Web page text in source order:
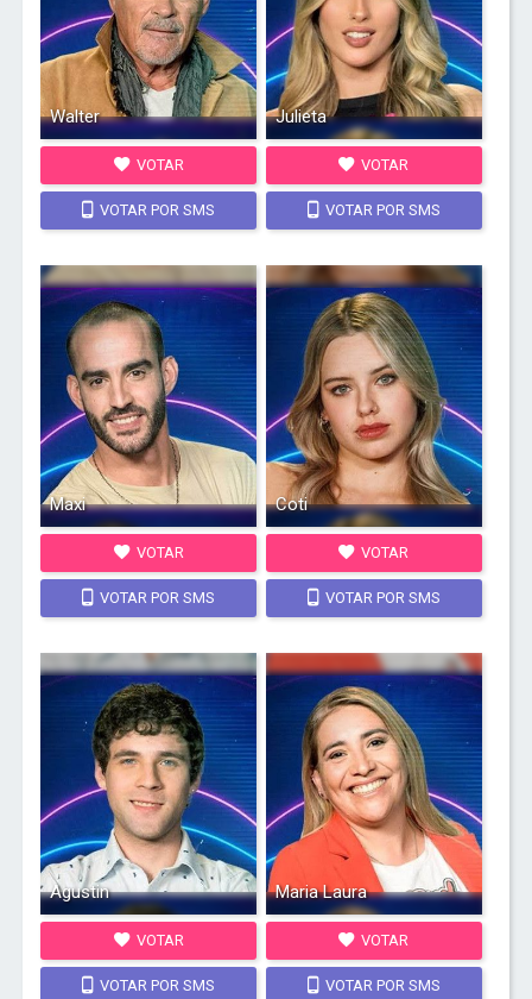
Walter
VOTAR
VOTAR POR SMS
Julieta
VOTAR
VOTAR POR SMS
Maxi
VOTAR
VOTAR POR SMS
Coti
VOTAR
VOTAR POR SMS
Agustin
VOTAR
VOTAR POR SMS
Maria Laura
VOTAR
VOTAR POR SMS